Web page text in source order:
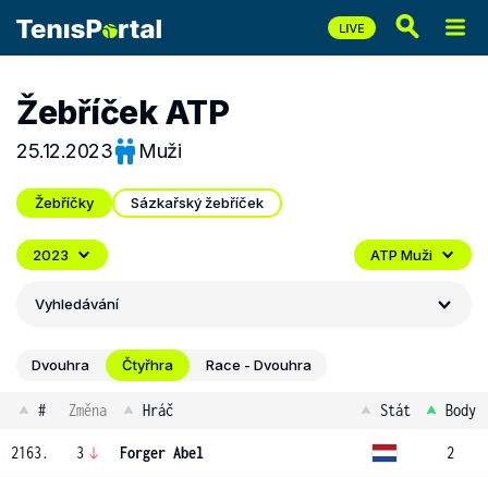
Žebříček ATP
25.12.2023 Muži
Žebříčky Sázkařský žebříček
2023 ATP Muži
Vyhledávání
Dvouhra Čtyřhra Race - Dvouhra
# Změna Hráč Stát Body
2163. 3 Forger Abel 2